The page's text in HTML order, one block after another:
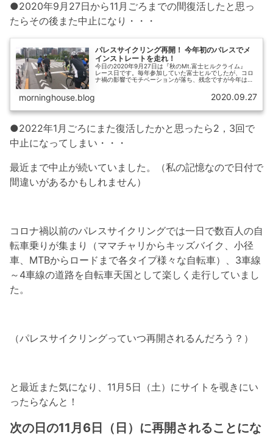
●2020年9月27日から11月ごろまでの間復活したと思っ
たらその後また中止になり・・・
パレスサイクリング再開！ 今年初のパレスでメ
インストレートを走れ！
今日の2020年9月27日は『秋のMt.富士ヒルクライム』
レース日です。毎年参加していた富士ヒルでしたが、コロ
ナ禍の影響でモチベーションが落ち、残念ですが今年は不
morninghouse.blog 2020.09.27
●2022年1月ごろにまた復活したかと思ったら2，3回で
中止になってしまい・・・
最近まで中止が続いていました。（私の記憶なので日付で
間違いがあるかもしれません）
コロナ禍以前のパレスサイクリングでは一日で数百人の自
転車乗りが集まり（ママチャリからキッズバイク、小径
車、MTBからロードまで各タイプ様々な自転車）、3車線
～4車線の道路を自転車天国として楽しく走行していまし
た。
（パレスサイクリングっていつ再開されるんだろう？）
と最近また気になり、11月5日（土）にサイトを覗きにい
ったらなんと！
次の日の11月6日（日）に再開されることにな